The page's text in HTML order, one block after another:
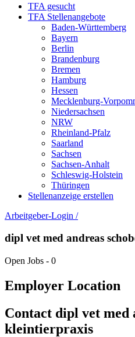
TFA gesucht
TFA Stellenangebote
Baden-Württemberg
Bayern
Berlin
Brandenburg
Bremen
Hamburg
Hessen
Mecklenburg-
Niedersachsen
NRW
Rheinland-Pfalz
Saarland
Sachsen
Sachsen-Anhalt
Schleswig-Holstein
Thüringen
Stellenanzeige erstellen
Arbeitgeber-Login /
dipl vet med andreas
Open Jobs - 0
Employer Location
Contact dipl vet med
kleintierpraxis